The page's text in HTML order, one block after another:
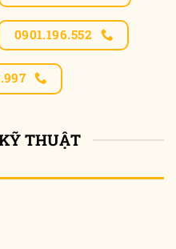
0901.196.552
THUẬT